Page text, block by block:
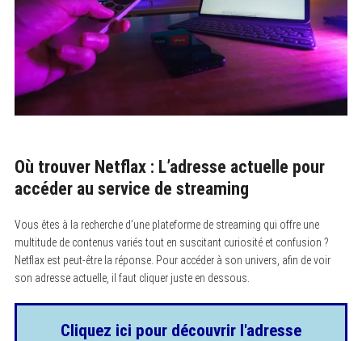
Où trouver Netflax : L’adresse actuelle pour
accéder au service de streaming
Vous êtes à la recherche d’une plateforme de streaming qui offre une
multitude de contenus variés tout en suscitant curiosité et confusion ?
Netflax est peut-être la réponse. Pour accéder à son univers, afin de voir
son adresse actuelle, il faut cliquer juste en dessous.
Cliquez ici pour découvrir l'adresse